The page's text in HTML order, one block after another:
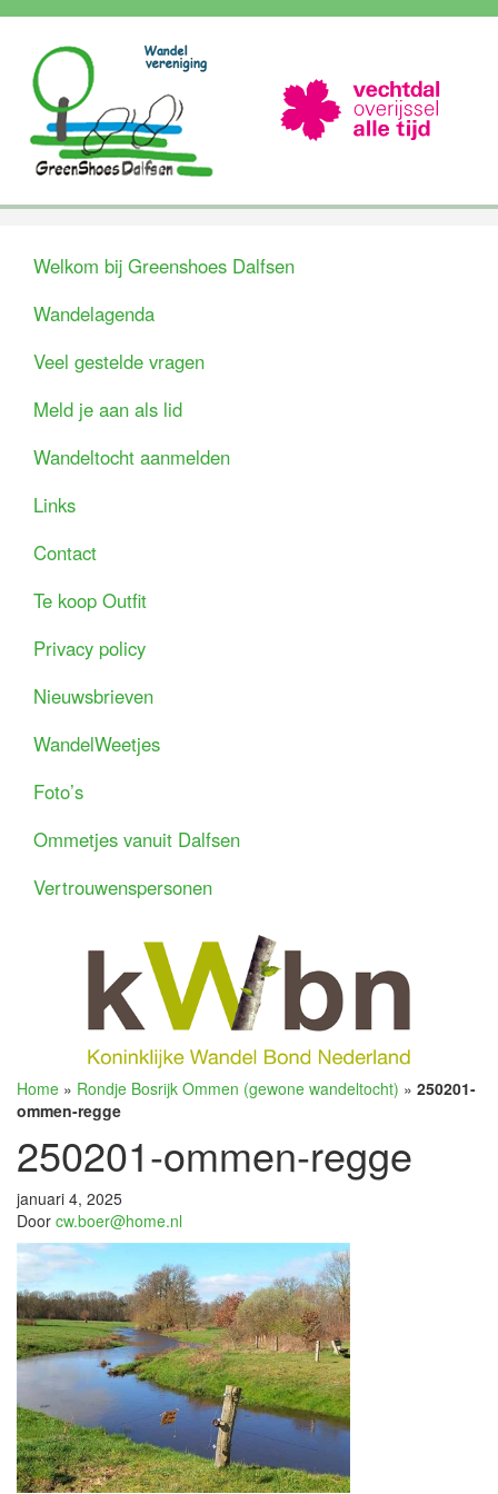
Welkom bij Greenshoes Dalfsen
Wandelagenda
Veel gestelde vragen
Meld je aan als lid
Wandeltocht aanmelden
Links
Contact
Te koop Outfit
Privacy policy
Nieuwsbrieven
WandelWeetjes
Foto’s
Ommetjes vanuit Dalfsen
Vertrouwenspersonen
Home » Rondje Bosrijk Ommen (gewone wandeltocht) » 250201-
ommen-regge
250201-ommen-regge
januari 4, 2025
Door cw.boer@home.nl